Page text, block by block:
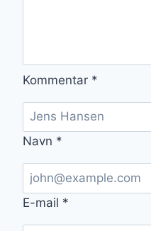
Kommentar *
Navn *
E-mail *